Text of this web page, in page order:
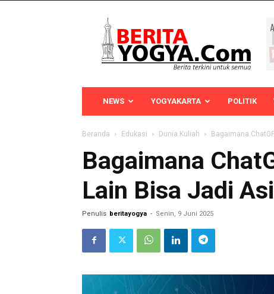
Yogya
NEWS YOGYAKARTA POLITIK
Beranda Edukasi Dunia Kuliah Bagaimana
Bagaimana
Lain Bisa Jadi
Penulis beritayogya - Senin, 9 Juni 2025